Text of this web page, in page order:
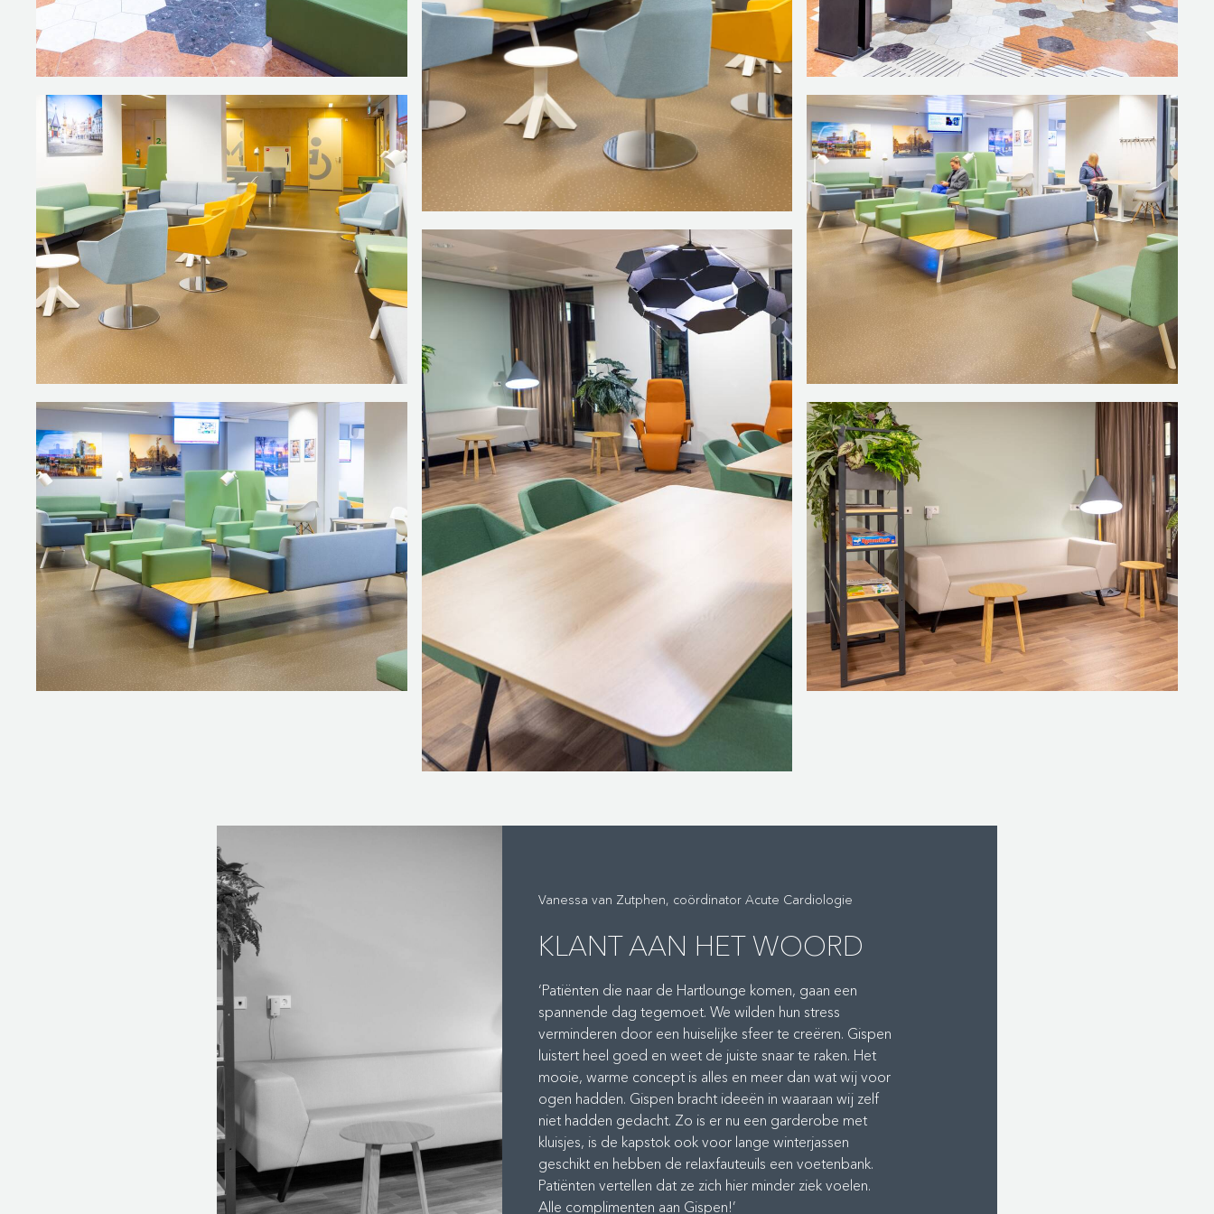
weliswaar tijdelijk, maar is wel gerealiseerd met veel oog voor comfort en sfeer. Het JBZ koos uit onze vijf voorstellen voor een
indeling met duo-zitjes. De modulaire elementen in verschillende kleuren hebben een armlegger en een hogere rug. Alle meubels
staan hoog op pootjes, zodat het een luchtig geheel is. Voor de muren hebben we andere kleuren gekozen dan in andere ruimtes.
Door te spelen met de ruimte en toch steeds anderhalve meter afstand te houden zijn er geen afzettingen nodig en is de sfeer
heel prettig.”
HUISELIJKE HARTLOUNGE
Voor de Eerste Harthulp van het ziekenhuis realiseerde Gispen een huiskamerconcept. Patiënten liggen niet langer in hun bed om
de behandeling te ondergaan, maar zitten comfortabel in een fijne ruimte die niet als ziekenhuis aanvoelt. Nelleke Lagerwerf:
“Sommige patiënten willen graag rustig bijkomen van een katheterisatie, anderen zoeken de gezelligheid op. We creëerden allerlei
hoekjes, waarbij planten zorgen voor een luchtige afscheiding. Twee relaxfauteuils staan in de buurt van een zithoek, en twee
relaxfauteuils hebben hun eigen hoek.
SLIM GEBRUIK VAN KLEUREN
Verlichting was een aandachtspunt, omdat er buiten boven de ramen een brug loopt. Naast veel lampen zorgden we daarom voor
frisse kleurtoepassingen. Juist als er weinig licht is, moet je niet het felgroen gebruiken dat je elders in het ziekenhuis ziet, maar een
zachtere, lichtgroene kleur. Om dezelfde reden hebben we hier geen wandfoto geplaatst, maar kunstbeplanting ingezet. De
relaxfauteuils hebben een oranje kleur: een leuke twist tussen het vele groen.”
HOE BEVALT HET?
Vanessa van Zutphen, coördinator Acute Cardiologie: “Gispen moest denken binnen het ziekenhuisconcept en tegelijkertijd
warmte creëren. Daarin zijn ze enorm goed geslaagd. Door de vele hoekjes heeft de patiënt de keuze om zich met een naaste
terug te trekken of met anderen aan tafel te zitten. De zitbank heeft een lichte kleur die bijdraagt aan de warme sfeer. Ik had er zelf
nooit voor durven kiezen, omdat we hier soms met bloedspatten te maken hebben. Maar de bank is makkelijk te reinigen. Gispen
dringt zich niet op, maar luistert goed en komt dan met een oplossing die nóg beter is.”
Vanessa van Zutphen, coördinator Acute Cardiologie
KLANT AAN HET WOORD
‘Patiënten die naar de Hartlounge komen, gaan een
spannende dag tegemoet. We wilden hun stress
verminderen door een huiselijke sfeer te creëren. Gispen
luistert heel goed en weet de juiste snaar te raken. Het
mooie, warme concept is alles en meer dan wat wij voor
ogen hadden. Gispen bracht ideeën in waaraan wij zelf
niet hadden gedacht. Zo is er nu een garderobe met
kluisjes, is de kapstok ook voor lange winterjassen
geschikt en hebben de relaxfauteuils een voetenbank.
Patiënten vertellen dat ze zich hier minder ziek voelen.
Alle complimenten aan Gispen!’